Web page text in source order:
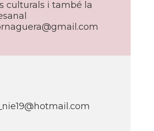
culturals i també la